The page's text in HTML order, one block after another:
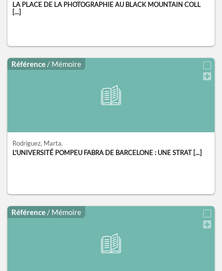
LA PLACE DE LA PHOTOGRAPHIE AU BLACK MOUNTAIN COLL
[...]
Référence / Mémoire
Rodriguez, Marta.
L'UNIVERSITÉ POMPEU FABRA DE BARCELONE : UNE STRAT [...]
Référence / Mémoire